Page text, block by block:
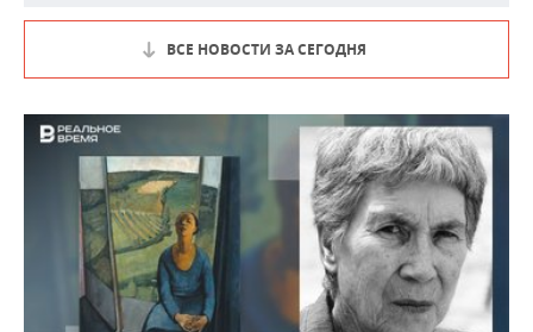
ВСЕ НОВОСТИ ЗА СЕГОДНЯ